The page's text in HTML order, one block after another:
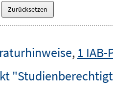
, 1